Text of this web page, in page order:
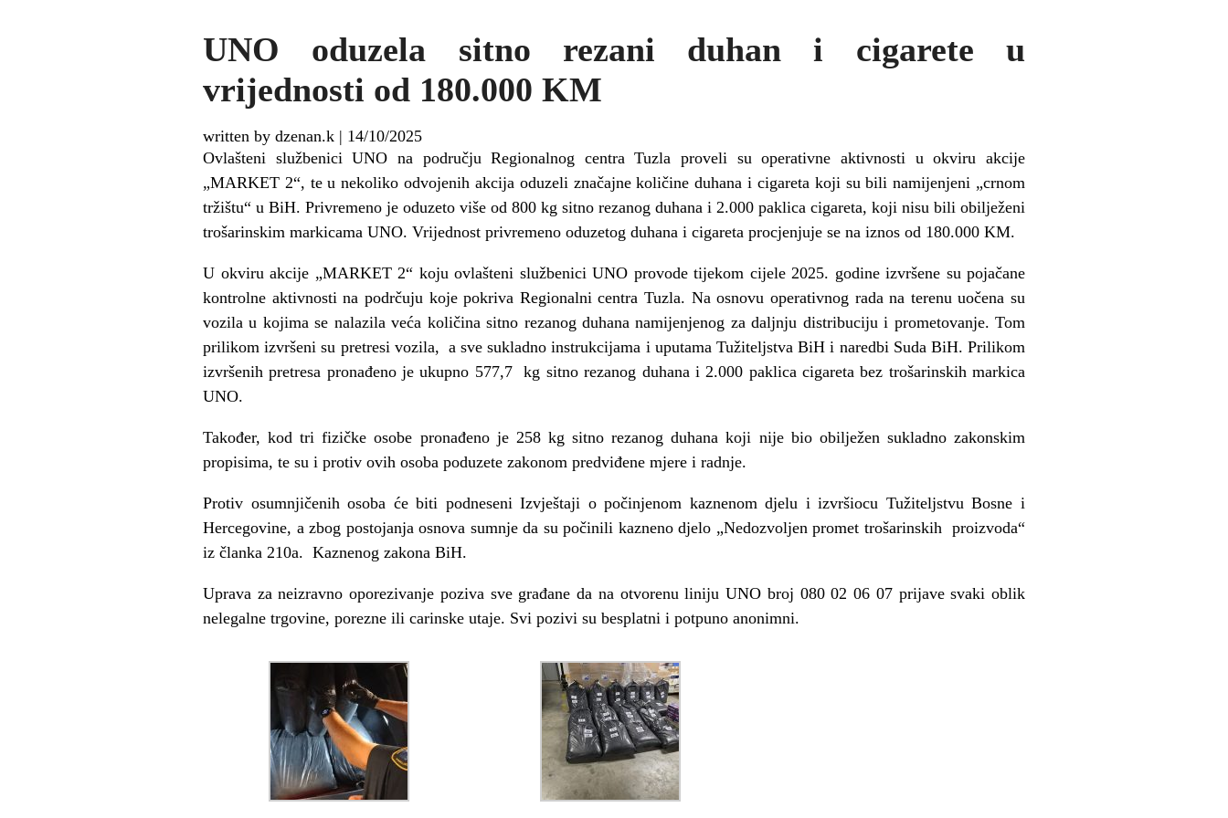
UNO oduzela sitno rezani duhan i cigarete u
vrijednosti od 180.000 KM
written by dzenan.k | 14/10/2025
Ovlašteni službenici UNO na području Regionalnog centra Tuzla proveli su operativne aktivnosti u okviru akcije
„MARKET 2“, te u nekoliko odvojenih akcija oduzeli značajne količine duhana i cigareta koji su bili namijenjeni „crnom
tržištu“ u BiH. Privremeno je oduzeto više od 800 kg sitno rezanog duhana i 2.000 paklica cigareta, koji nisu bili obilježeni
trošarinskim markicama UNO. Vrijednost privremeno oduzetog duhana i cigareta procjenjuje se na iznos od 180.000 KM.
U okviru akcije „MARKET 2“ koju ovlašteni službenici UNO provode tijekom cijele 2025. godine izvršene su pojačane
kontrolne aktivnosti na podrčuju koje pokriva Regionalni centra Tuzla. Na osnovu operativnog rada na terenu uočena su
vozila u kojima se nalazila veća količina sitno rezanog duhana namijenjenog za daljnju distribuciju i prometovanje. Tom
prilikom izvršeni su pretresi vozila, a sve sukladno instrukcijama i uputama Tužiteljstva BiH i naredbi Suda BiH. Prilikom
izvršenih pretresa pronađeno je ukupno 577,7 kg sitno rezanog duhana i 2.000 paklica cigareta bez trošarinskih markica
UNO.
Također, kod tri fizičke osobe pronađeno je 258 kg sitno rezanog duhana koji nije bio obilježen sukladno zakonskim
propisima, te su i protiv ovih osoba poduzete zakonom predviđene mjere i radnje.
Protiv osumnjičenih osoba će biti podneseni Izvještaji o počinjenom kaznenom djelu i izvršiocu Tužiteljstvu Bosne i
Hercegovine, a zbog postojanja osnova sumnje da su počinili kazneno djelo „Nedozvoljen promet trošarinskih proizvoda“
iz članka 210a. Kaznenog zakona BiH.
Uprava za neizravno oporezivanje poziva sve građane da na otvorenu liniju UNO broj 080 02 06 07 prijave svaki oblik
nelegalne trgovine, porezne ili carinske utaje. Svi pozivi su besplatni i potpuno anonimni.